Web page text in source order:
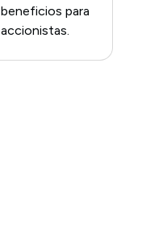
beneficios para
accionistas.